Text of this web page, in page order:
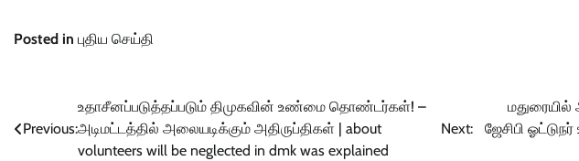
Posted in புதிய செய்தி
navigation
Previous:
உதாசீனப்படுத்தப்படும் திமுகவின் உண்மை தொண்டர்கள்! –
அடிமட்டத்தில் அலையடிக்கும் அதிருப்திகள் | about
volunteers will be neglected in dmk was explained
Next:
மதுரையில்
ஜேசிபி